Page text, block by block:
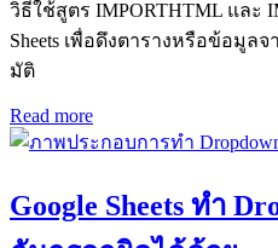
วิธีใช้สูตร IMPORTHTML และ
Sheets เพื่อดึงตารางหรือข้อมูล
มัติ
Read more
Google Sheets ทำ